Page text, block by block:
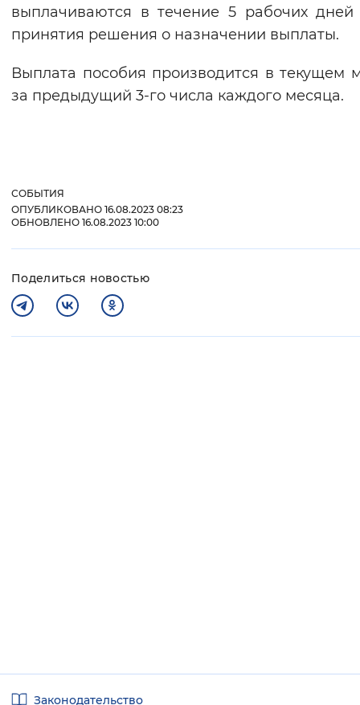
выплачиваются в течение 5 рабочих дней
принятия решения о назначении выплаты.
Выплата пособия производится в текущем
за предыдущий 3-го числа каждого месяца.
СОБЫТИЯ
ОПУБЛИКОВАНО 16.08.2023 08:23
ОБНОВЛЕНО 16.08.2023 10:00
Поделиться новостью
Законодательство